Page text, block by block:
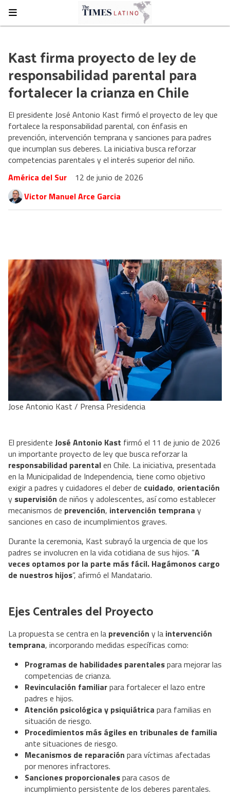
Kast firma proyecto de ley de
responsabilidad parental para
fortalecer la crianza en Chile
El presidente José Antonio Kast firmó el proyecto de ley que
fortalece la responsabilidad parental, con énfasis en
prevención, intervención temprana y sanciones para padres
que incumplan sus deberes. La iniciativa busca reforzar
competencias parentales y el interés superior del niño.
América del Sur
12 de junio de 2026
Victor Manuel Arce Garcia
Jose Antonio Kast / Prensa Presidencia
El presidente José Antonio Kast firmó el 11 de junio de 2026
un importante proyecto de ley que busca reforzar la
responsabilidad parentalen Chile. La iniciativa, presentada
en la Municipalidad de Independencia, tiene como objetivo
exigir a padres y cuidadores el deber de cuidado, orientación
y supervisión de niños y adolescentes, así como establecer
mecanismos de prevención, intervención temprana y
sanciones en caso de incumplimientos graves.
Durante la ceremonia, Kast subrayó la urgencia de que los
padres se involucren en la vida cotidiana de sus hijos. “A
veces optamos por la parte más fácil. Hagámonos cargo
de nuestros hijos”, afirmó el Mandatario.
Ejes Centrales del Proyecto
La propuesta se centra en la prevención y la intervención
temprana, incorporando medidas específicas como:
Programas de habilidades parentalespara mejorar las
competencias de crianza.
Revinculación familiarpara fortalecer el lazo entre
padres e hijos.
Atención psicológica y psiquiátrica para familias en
situación de riesgo.
Procedimientos más ágiles en tribunales de familia
ante situaciones de riesgo.
Mecanismos de reparación para víctimas afectadas
por menores infractores.
Sanciones proporcionalespara casos de
incumplimiento persistente de los deberes parentales.